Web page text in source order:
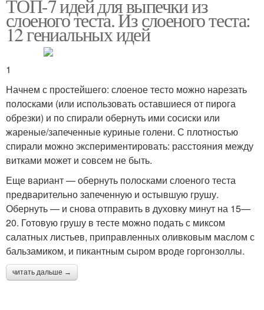
ТОП-7 идей для выпечки из
слоеного теста. Из слоеного теста:
12 гениальных идей
1
Начнем с простейшего: слоеное тесто можно нарезать
полосками (или использовать оставшиеся от пирога
обрезки) и по спирали обернуть ими сосиски или
жареные/запеченные куриные голени. С плотностью
спирали можно экспериментировать: расстояния между
витками может и совсем не быть.
Еще вариант — обернуть полосками слоеного теста
предварительно запеченную и остывшую грушу.
Обернуть — и снова отправить в духовку минут на 15—
20. Готовую грушу в тесте можно подать с миксом
салатных листьев, приправленных оливковым маслом с
бальзамиком, и пикантным сыром вроде горгонзоллы.
читать дальше →